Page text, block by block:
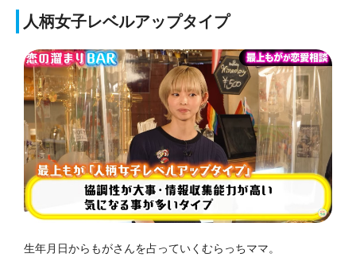
人柄女子レベルアップタイプ
生年月日からもがさんを占っていくむらっちママ。